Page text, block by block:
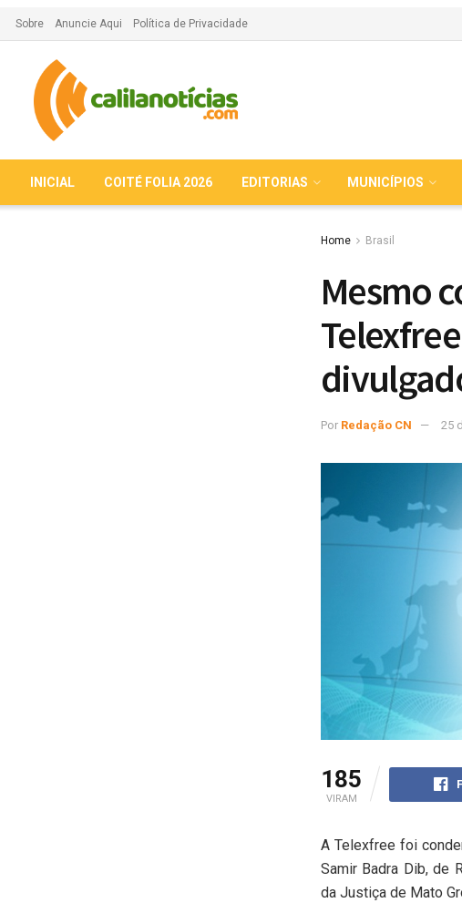
Sobre Anuncie Aqui Política de Privacidade
INICIAL COITÉ FOLIA 2026 EDITORIAS MUNICÍPIOS
Home Brasil
Mesmo
Por Redação CN 25
185
VIRAM
A Telexfree foi
Samir Badra Dib, de
da Justiça de Mato